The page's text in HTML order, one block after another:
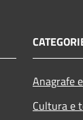
Anagrafe
Cultura e